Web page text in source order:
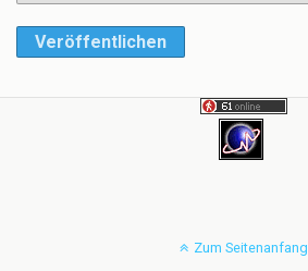
Veröffentlichen
Zum Seitenanfang